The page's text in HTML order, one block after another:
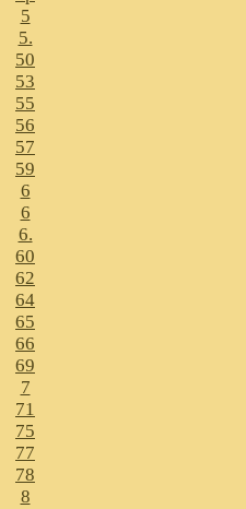
5
5.
50
53
55
56
57
59
6
6
6.
60
62
64
65
66
69
7
71
75
77
78
8